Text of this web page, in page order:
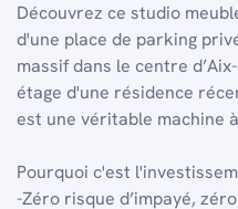
Découvrez ce studio
d'une place de parking
massif dans le centre
étage d'une résidence
est une véritable machine
Pourquoi c'est
-Zéro risque d’impayé,